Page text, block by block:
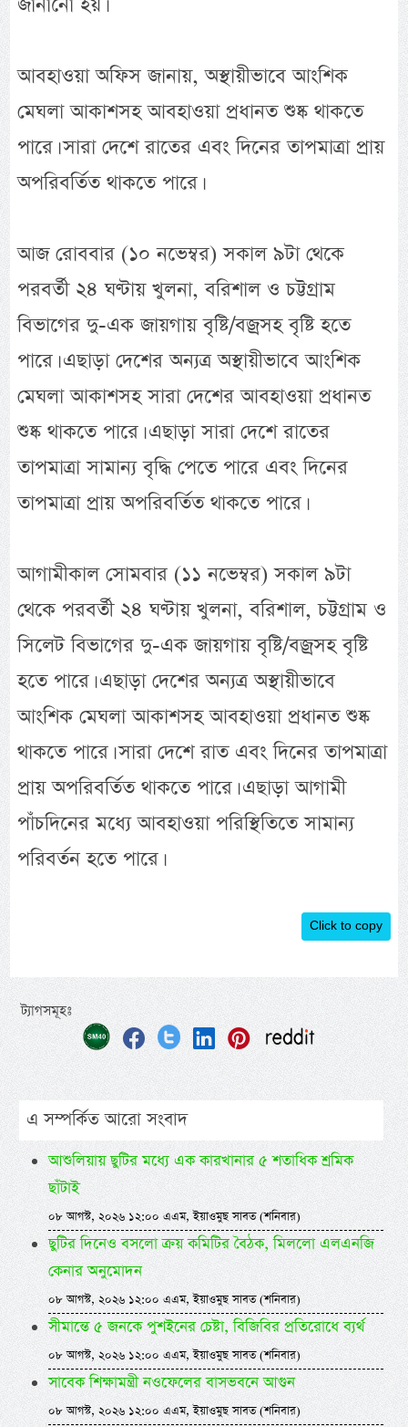
আবহাওয়া অফিস জানায়, অস্থায়ীভাবে আংশিক
মেঘলা আকাশসহ আবহাওয়া প্রধানত শুষ্ক থাকতে
পারে। সারা দেশে রাতের এবং দিনের তাপমাত্রা প্রায়
অপরিবর্তিত থাকতে পারে।
আজ রোববার (১০ নভেম্বর) সকাল ৯টা থেকে
পরবর্তী ২৪ ঘণ্টায় খুলনা, বরিশাল ও চট্টগ্রাম
বিভাগের দু-এক জায়গায় বৃষ্টি/বজ্রসহ বৃষ্টি হতে
পারে। এছাড়া দেশের অন্যত্র অস্থায়ীভাবে আংশিক
মেঘলা আকাশসহ সারা দেশের আবহাওয়া প্রধানত
শুষ্ক থাকতে পারে। এছাড়া সারা দেশে রাতের
তাপমাত্রা সামান্য বৃদ্ধি পেতে পারে এবং দিনের
তাপমাত্রা প্রায় অপরিবর্তিত থাকতে পারে।
আগামীকাল সোমবার (১১ নভেম্বর) সকাল ৯টা
থেকে পরবর্তী ২৪ ঘণ্টায় খুলনা, বরিশাল, চট্টগ্রাম ও
সিলেট বিভাগের দু-এক জায়গায় বৃষ্টি/বজ্রসহ বৃষ্টি
হতে পারে। এছাড়া দেশের অন্যত্র অস্থায়ীভাবে
আংশিক মেঘলা আকাশসহ আবহাওয়া প্রধানত শুষ্ক
থাকতে পারে। সারা দেশে রাত এবং দিনের তাপমাত্রা
প্রায় অপরিবর্তিত থাকতে পারে। এছাড়া আগামী
পাঁচদিনের মধ্যে আবহাওয়া পরিস্থিতিতে সামান্য
পরিবর্তন হতে পারে।
Click to copy
ট্যাগসমূহঃ
এ সম্পর্কিত আরো সংবাদ
আশুলিয়ায় ছুটির মধ্যে এক কারখানার ৫ শতাধিক শ্রমিক
ছাঁটাই
০৮ আগস্ট, ২০২৬ ১২:০০ এএম, ইয়াওমুছ সাবত (শনিবার)
ছুটির দিনেও বসলো ক্রয় কমিটির বৈঠক, মিললো এলএনজি
কেনার অনুমোদন
০৮ আগস্ট, ২০২৬ ১২:০০ এএম, ইয়াওমুছ সাবত (শনিবার)
সীমান্তে ৫ জনকে পুশইনের চেষ্টা, বিজিবির প্রতিরোধে ব্যর্থ
০৮ আগস্ট, ২০২৬ ১২:০০ এএম, ইয়াওমুছ সাবত (শনিবার)
সাবেক শিক্ষামন্ত্রী নওফেলের বাসভবনে আগুন
০৮ আগস্ট, ২০২৬ ১২:০০ এএম, ইয়াওমুছ সাবত (শনিবার)